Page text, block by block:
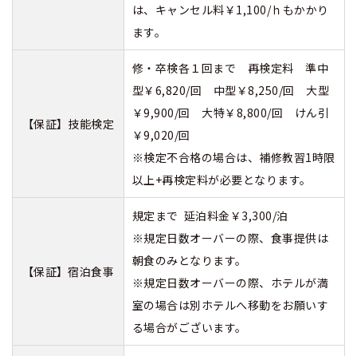
は、キャンセル料￥1,100/ｈもかかり
ます。
【保証】技能検定
修・卒検各１回まで 再検定料 準中
型￥6,820/回 中型￥8,250/回 大型
￥9,900/回 大特￥8,800/回 けん引
￥9,020/回
※検定不合格の場合は、補修教習1時限
以上+再検定料が必要となります。
【保証】宿泊食事
規定まで 延泊料金￥3,300/泊
※規定日数オーバーの際、食事提供は
朝食のみとなります。
※規定日数オーバーの際、ホテルが満
室の場合は別ホテルへ移動をお願いす
る場合がございます。